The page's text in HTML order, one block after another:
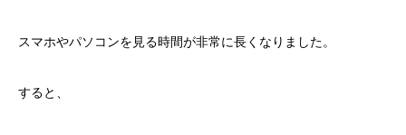
スマホやパソコンを見る時間が非常に長くなりました。
すると、